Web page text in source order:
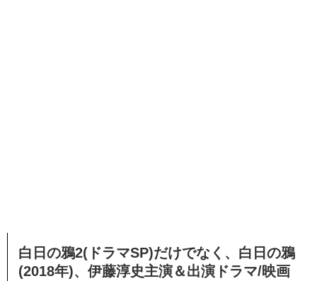
白日の鴉2(ドラマSP)だけでなく、白日の鴉
(2018年)、伊藤淳史主演＆出演ドラマ/映画